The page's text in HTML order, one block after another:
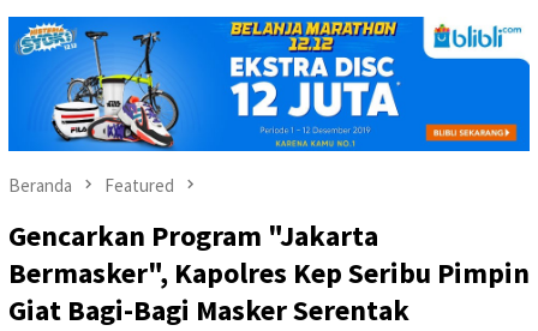
Beranda Featured
Gencarkan Program "Jakarta
Bermasker", Kapolres Kep Seribu Pimpin
Giat Bagi-Bagi Masker Serentak